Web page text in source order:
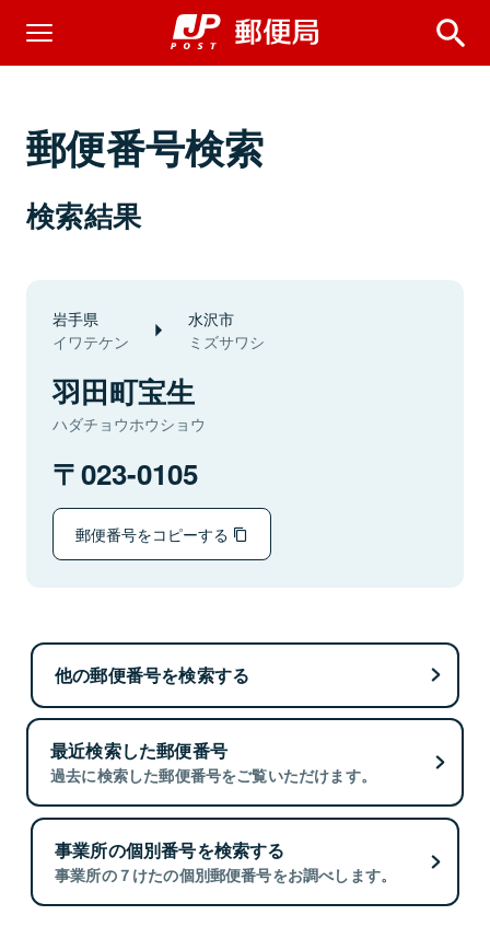
郵便番号検索
検索結果
岩手県
イワテケン
水沢市
ミズサワシ
羽田町宝生
ハダチョウホウショウ
023-0105
郵便番号をコピーする
他の郵便番号を検索する
最近検索した郵便番号
過去に検索した郵便番号をご覧いただけます。
事業所の個別番号を検索する
事業所の７けたの個別郵便番号をお調べします。